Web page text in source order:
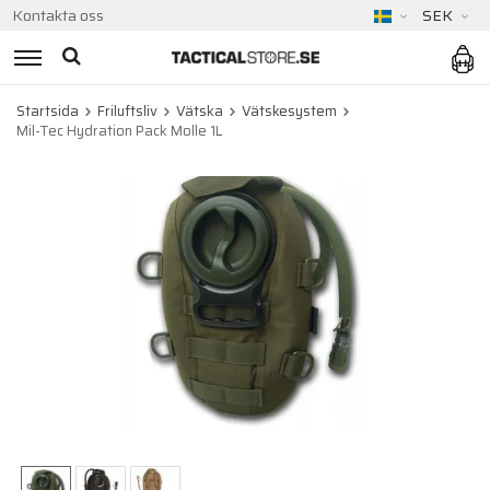
Kontakta oss SEK
Startsida Friluftsliv Vätska
Vätskesystem
Mil-Tec Hydration Pack Molle 1L